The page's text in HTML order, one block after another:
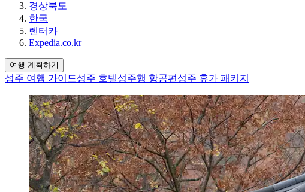
경상북도
한국
렌터카
Expedia.co.kr
여행 계획하기
성주 여행 가이드성주 호텔성주행 항공편 성주 휴가 패키지